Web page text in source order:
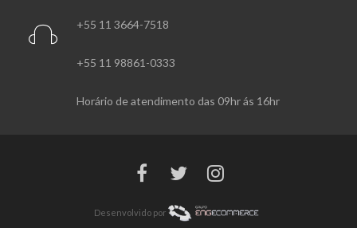
+55 11 3664-7518
+55 11 98861-0333
Horário de atendimento das 09hr ás 16hr
Desenvolvido por